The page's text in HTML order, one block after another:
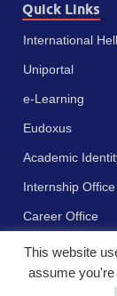
Quick Links
International
Uniportal
e-Learning
Eudoxus
Academic
Internship Office
Career Office
This website
assume you're